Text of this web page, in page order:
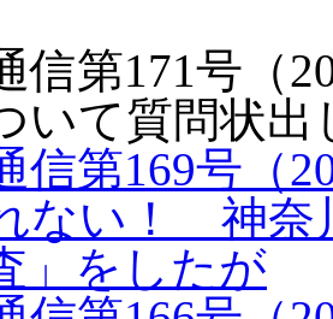
信第171号（
いて質問状出
信第169号（
ない！ 神奈
」をしたが